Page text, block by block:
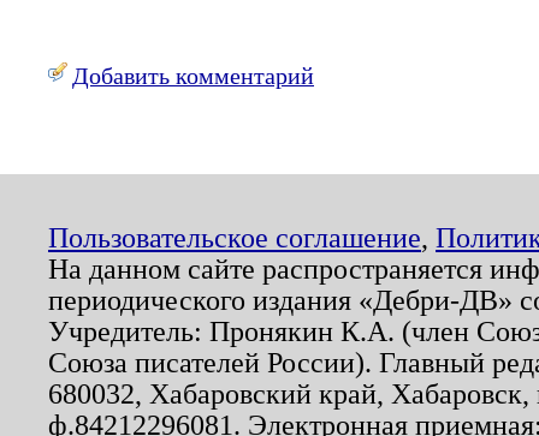
Добавить комментарий
Пользовательское соглашение,
На данном сайте распространяется
периодического издания «Дебри-ДВ»
Учредитель: Пронякин К.А. (член
Союза писателей России). Главный
680032, Хабаровский край,
ф.84212296081. Электронная